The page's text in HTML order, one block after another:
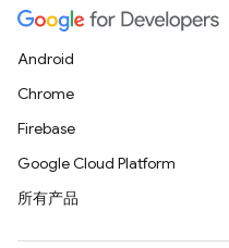
Android
Chrome
Firebase
Google Cloud Platform
所有产品